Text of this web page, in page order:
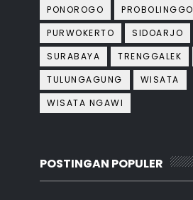
PONOROGO
PROBOLINGGO
PURWOKERTO
SIDOARJO
SURABAYA
TRENGGALEK
TULUNGAGUNG
WISATA
WISATA NGAWI
POSTINGAN POPULER